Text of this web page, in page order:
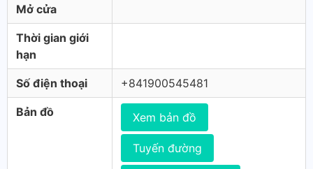
Mở cửa
Thời gian giới
hạn
Số điện thoại +841900545481
Bản đồ Xem bản đồ
Tuyến đường